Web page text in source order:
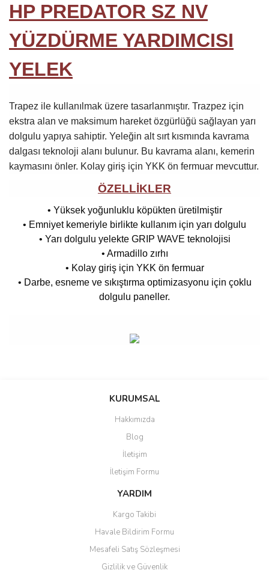
HP PREDATOR SZ NV
YÜZDÜRME YARDIMCISI
YELEK
Trapez ile kullanılmak üzere tasarlanmıştır. Trazpez için
ekstra alan ve maksimum hareket özgürlüğü sağlayan yarı
dolgulu yapıya sahiptir. Yeleğin alt sırt kısmında kavrama
dalgası teknoloji alanı bulunur. Bu kavrama alanı, kemerin
kaymasını önler. Kolay giriş için YKK ön fermuar mevcuttur.
ÖZELLİKLER
• Yüksek yoğunluklu köpükten üretilmiştir
• Emniyet kemeriyle birlikte kullanım için yarı dolgulu
• Yarı dolgulu yelekte GRIP WAVE teknolojisi
• Armadillo zırhı
• Kolay giriş için YKK ön fermuar
• Darbe, esneme ve sıkıştırma optimizasyonu için çoklu
dolgulu paneller.
Bu ürüne ilk yorumu siz yapın!
Ürün resmi kalitesiz, bozuk veya görüntülenemiyor.
Ürün açıklamasında eksik bilgiler bulunuyor.
Ürün bilgilerinde hatalar bulunuyor.
Ürün fiyatı diğer sitelerden daha pahalı.
KURUMSAL
Hakkımızda
Blog
İletişim
İletişim Formu
YARDIM
Kargo Takibi
Havale Bildirim Formu
Mesafeli Satış Sözleşmesi
Gizlilik ve Güvenlik